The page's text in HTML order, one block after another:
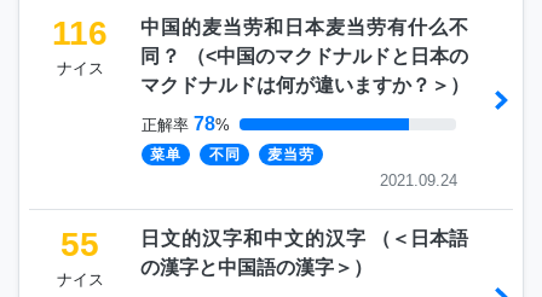
116
ナイス
中国的麦当劳和日本麦当劳有什么不
同？
（<中国のマクドナルドと日本の
マクドナルドは何が違いますか？＞ ）
正解率 78%
菜单 不同 麦当劳
2021.09.24
55
ナイス
日文的汉字和中文的汉字 （ ＜日本語
の漢字と中国語の漢字＞ ）